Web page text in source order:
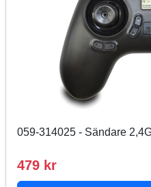
059-314025 - Sändare
479 kr